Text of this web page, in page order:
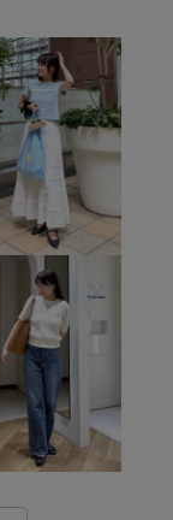
ンバッグ
ンダナ/スカーフ
GIA16200
値下げ
RP25SS